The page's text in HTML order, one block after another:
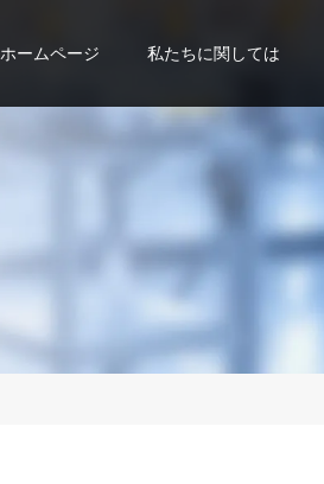
ホームページ 私たちに関しては